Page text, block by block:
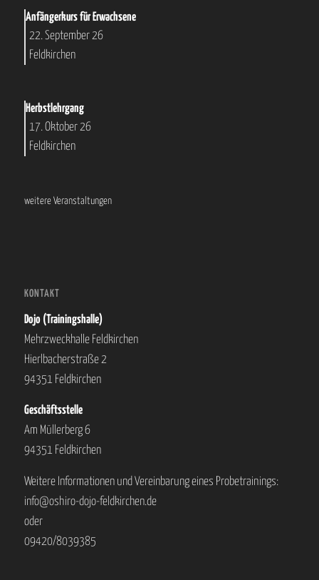
Anfängerkurs für Erwachsene
22. September 26
Feldkirchen
Herbstlehrgang
17. Oktober 26
Feldkirchen
weitere Veranstaltungen
KONTAKT
Dojo (Trainingshalle)
Mehrzweckhalle Feldkirchen
Hierlbacherstraße 2
94351 Feldkirchen
Geschäftsstelle
Am Müllerberg 6
94351 Feldkirchen
Weitere Informationen und Vereinbarung eines Probetrainings:
info@oshiro-dojo-feldkirchen.de
oder
09420/8039385